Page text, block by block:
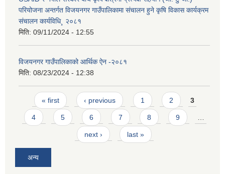
परियोजना अन्तर्गत विजयनगर गाउँपालिकामा संचालन हुने कृषि विकास कार्यक्रम
संचालन कार्यविधि¸ २०८१
मिति: 09/11/2024 - 12:55
विजयनगर गाउँपालिकाको आर्थिक ऐन -२०८१
मिति: 08/23/2024 - 12:38
Pages
« first ‹ previous 1 2 3
4 5 6 7 8 9
next › last »
अन्य